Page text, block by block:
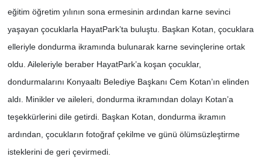
eğitim öğretim yılının sona ermesinin ardından karne sevinci
yaşayan çocuklarla HayatPark’ta buluştu. Başkan Kotan, çocuklara
elleriyle dondurma ikramında bulunarak karne sevinçlerine ortak
oldu. Aileleriyle beraber HayatPark’a koşan çocuklar,
dondurmalarını Konyaaltı Belediye Başkanı Cem Kotan’ın elinden
aldı. Minikler ve aileleri, dondurma ikramından dolayı Kotan’a
teşekkürlerini dile getirdi. Başkan Kotan, dondurma ikramın
ardından, çocukların fotoğraf çekilme ve günü ölümsüzleştirme
isteklerini de geri çevirmedi.